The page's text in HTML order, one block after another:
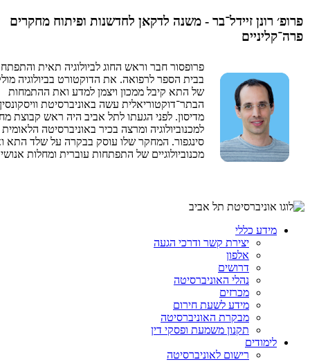
פרופ׳ רונן זיידל־בר - משנה לדקאן לחדשנות ופיתוח מחקרים
פרה־קליניים
פרופסור חבר וראש החוג לביולוגיה תאית
בבית הספר לרפואה. את הדוקטורט בביולוגיה
של התא קיבל ממכון ויצמן למדע ואת ההתמחות
הבתר־דוקטוריאלית עשה באוניברסיטת
מדיסון. לפני הגעתו לתל אביב היה ראש קבוצת
למכנוביולוגיה ומרצה בכיר באוניברסיטה
סינגפור. המחקר שלו עוסק בבקרה על שלד התא
מכנוביולוגיים של התפתחות עוברית ומחלות
מידע כללי
יצירת קשר ודרכי הגעה
אלפון
דרושים
נהלי האוניברסיטה
מכרזים
מידע לשעת חירום
מבקרת האוניברסיטה
תקנון משמעת ופסקי דין
לימודים
רישום לאוניברסיטה